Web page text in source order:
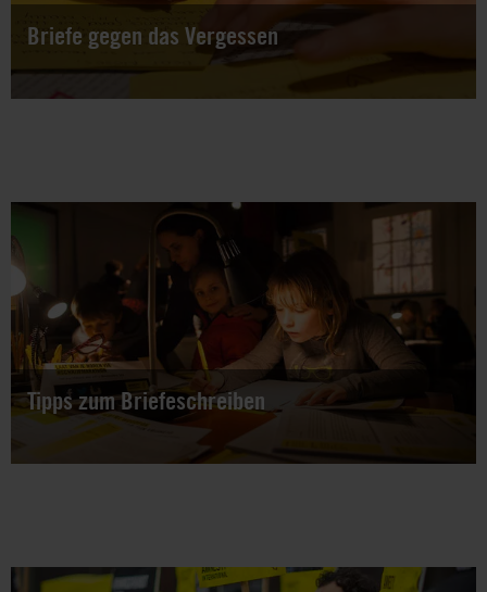
Briefe gegen das Vergessen
Tipps zum Briefeschreiben